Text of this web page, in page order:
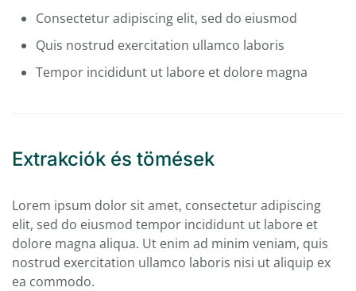
Consectetur adipiscing elit, sed do eiusmod
Quis nostrud exercitation ullamco laboris
Tempor incididunt ut labore et dolore magna
Extrakciók és tömések
Lorem ipsum dolor sit amet, consectetur adipiscing
elit, sed do eiusmod tempor incididunt ut labore et
dolore magna aliqua. Ut enim ad minim veniam, quis
nostrud exercitation ullamco laboris nisi ut aliquip ex
ea commodo.